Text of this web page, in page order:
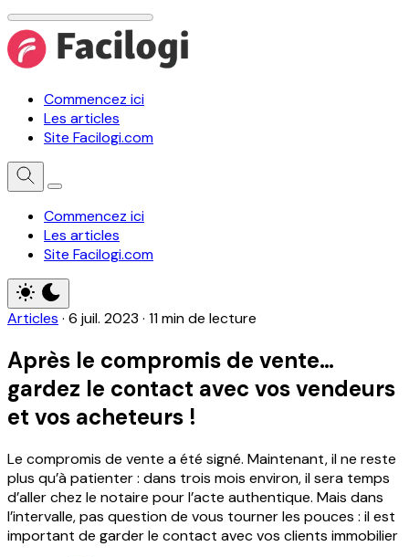
Commencez ici
Les articles
Site Facilogi.com
Commencez ici
Les articles
Site Facilogi.com
Articles · 6 juil. 2023 · 11 min de lecture
Après le compromis de vente…
gardez le contact avec vos vendeurs
et vos acheteurs !
Le compromis de vente a été signé. Maintenant, il ne reste
plus qu’à patienter : dans trois mois environ, il sera temps
d’aller chez le notaire pour l’acte authentique. Mais dans
l’intervalle, pas question de vous tourner les pouces : il est
important de garder le contact avec vos clients immobilier